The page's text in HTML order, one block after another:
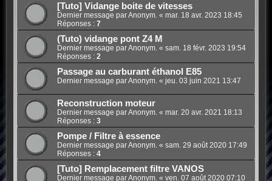
[Tuto] Vidange boite de vitesses
Dernier message par Anonym. « mar. 18 avr. 2023 18:45
Réponses : 7
(Tuto) vidange pont Z4 M
Dernier message par Anonym. « sam. 18 févr. 2023 19:54
Réponses : 2
Passage au carburant éthanol E85
Dernier message par Anonym. « jeu. 03 juin 2021 13:47
Reconstruction moteur
Dernier message par Anonym. « mar. 20 avr. 2021 18:13
Réponses : 3
Pompe / Filtre à essence
Dernier message par Anonym. « sam. 29 août 2020 17:49
Réponses : 4
[Tuto] Remplacement filtre VANOS
Dernier message par Anonym. « ven. 07 août 2020 07:10